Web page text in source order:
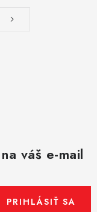
váš e-mail
PRIHLÁSIŤ SA